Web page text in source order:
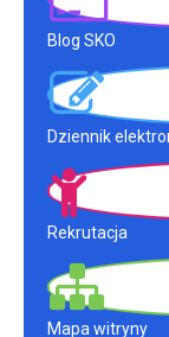
Blog SKO
Dziennik
Rekrutacja
Mapa witryny